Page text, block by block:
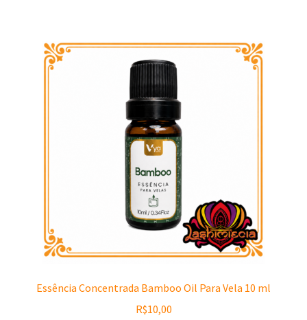
Essência Concentrada Bamboo Oil Para Vela 10 ml
R$10,00